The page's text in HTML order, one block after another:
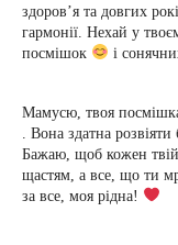
здоров’я та довгих
гармонії. Нехай у
посмішок
і
Мамусю, твоя
. Вона здатна
Бажаю, щоб кожен
щастям, а все, що ти
за все, моя рідна!